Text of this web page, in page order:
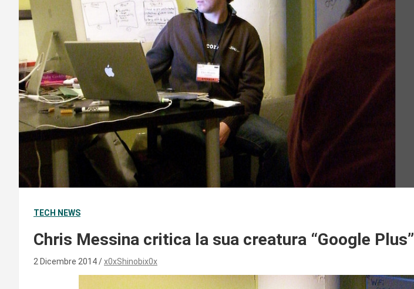
TECH NEWS
Chris Messina critica la sua creatura “Google Plus”
2 Dicembre 2014 x0xShinobix0x